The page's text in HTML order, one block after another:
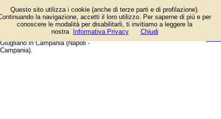
e dei fornitori di servizi e prodotti.
Offerte speciali e notizie di
negozi, aziende, artigiani e
professionisti. Guida web alla città di
Giugliano in Campania (Napoli -
Campania).
Questo sito utilizza i cookie (anche di terze parti e di profilazione).
la navigazione, accetti il loro utilizzo. Per saperne di più e per
conoscere le modalità per disabilitarli, ti invitiamo a leggere la
nostra
Informativa Privacy Chiudi